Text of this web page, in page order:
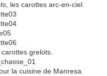
, les carottes arc-en-ciel.
grelots.
la cuisine de Manresa.